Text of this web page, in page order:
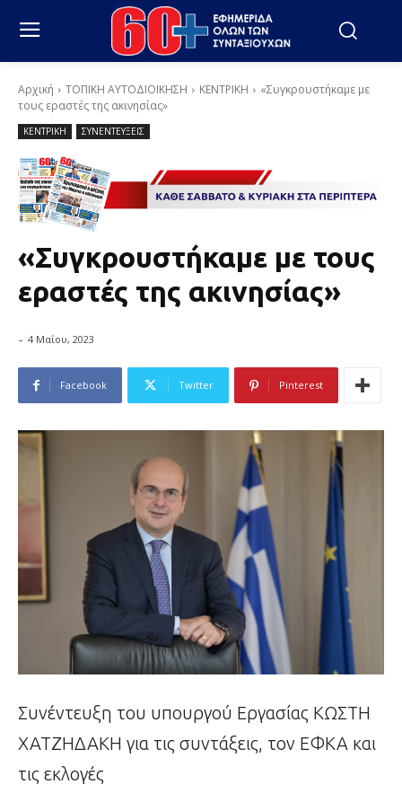
Αρχική ΤΟΠΙΚΗ ΑΥΤΟΔΙΟΙΚΗΣΗ ΚΕΝΤΡΙΚΗ
«Συγκρουστήκαμε με
τους εραστές της ακινησίας»
ΚΕΝΤΡΙΚΗ ΣΥΝΕΝΤΕΥΞΕΙΣ
«Συγκρουστήκαμε με τους
εραστές της ακινησίας»
- 4 Μαΐου, 2023
Facebook Twitter Pinterest
Συνέντευξη του υπουργού Εργασίας ΚΩΣΤΗ
ΧΑΤΖΗΔΑΚΗ για τις συντάξεις, τον ΕΦΚΑ και
τις εκλογές